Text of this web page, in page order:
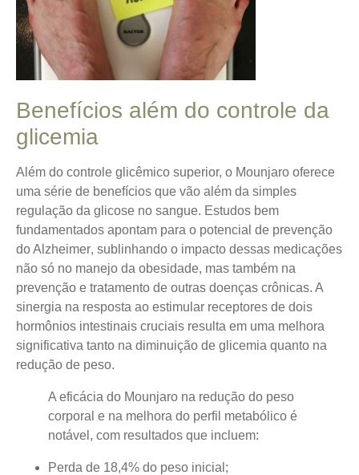
Benefícios além do controle da
glicemia
Além do controle glicêmico superior, o Mounjaro oferece
uma série de benefícios que vão além da simples
regulação da glicose no sangue. Estudos bem
fundamentados apontam para o potencial de prevenção
do Alzheimer, sublinhando o impacto dessas medicações
não só no manejo da obesidade, mas também na
prevenção e tratamento de outras doenças crônicas. A
sinergia na resposta ao estimular receptores de dois
hormônios intestinais cruciais resulta em uma melhora
significativa tanto na diminuição de glicemia quanto na
redução de peso.
A eficácia do Mounjaro na redução do peso
corporal e na melhora do perfil metabólico é
notável, com resultados que incluem:
Perda de 18,4% do peso inicial;